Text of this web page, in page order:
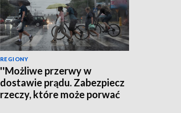
REGIONY
''Możliwe przerwy w
dostawie prądu. Zabezpiecz
rzeczy, które może porwać